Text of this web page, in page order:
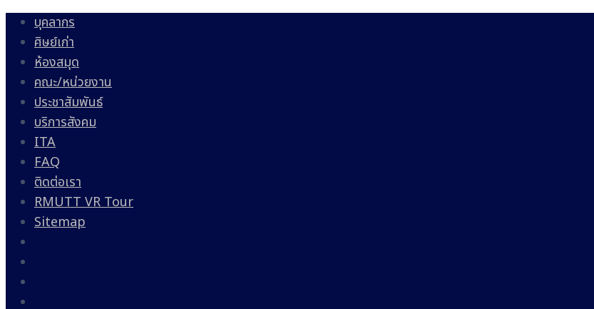
บุคลากร
ศิษย์เก่า
ห้องสมุด
คณะ/หน่วยงาน
ประชาสัมพันธ์
บริการสังคม
ITA
FAQ
ติดต่อเรา
RMUTT VR Tour
Sitemap